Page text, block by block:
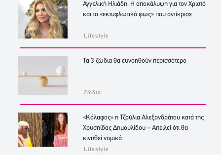
Αγγελική Ηλιάδη: Η αποκάλυψη για τον Χριστό
και το «εκτυφλωτικό φως» που αντίκρισε
Lifestyle
Τα 3 ζώδια θα ευνοηθούν περισσότερο
Ζώδια
«Κόλαφος» η Τζούλια Αλεξανδράτου κατά της
Χρυσηίδας Δημουλίδου – Απειλεί ότι θα
κινηθεί νομικά
Lifestyle